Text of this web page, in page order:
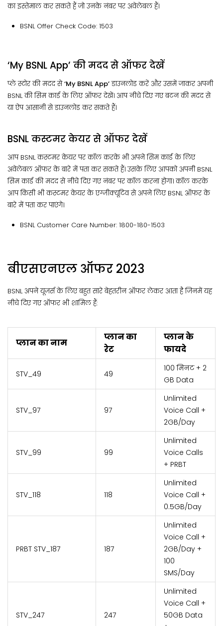
का इस्तेमाल कर सकते हैं जो उनके नंबर पर अवेलेबल हैं।
BSNL Offer Check Code: 1503
‘My BSNL App’ की मदद से ऑफर देखें
प्ले स्टोर की मदद से‘My BSNL App’डाउनलोड करें और उसमें जाकर अपनी
BSNL की सिम कार्ड के लिए ऑफर देखें। आप नीचे दिए गए बटन की मदद से
या ऐप आसानी से डाउनलोड कर सकते हैं।
BSNL कस्टमर केयर से ऑफर देखें
आप BSNL कस्टमर केयर पर कॉल करके भी अपने सिम कार्ड के लिए
अवेलेबल ऑफर के बारे में पता कर सकते हैं। उसके लिए आपको अपनी BSNL
सिम कार्ड की मदद से नीचे दिए गए नंबर पर कॉल करना होगा। कॉल करके
आप किसी भी कस्टमर केयर के एग्जीक्यूटिव से अपने लिए BSNL ऑफर के
बारे में पता कर पाएंगे।
BSNL Customer Care Number: 1800-180-1503
बीएसएनएल ऑफर 2023
BSNL अपने यूजर्स के लिए बहुत सारे बेहतरीन ऑफर लेकर आता है जिनमें यह
नीचे दिए गए ऑफर भी शामिल हैं:
प्लान का नाम
प्लान का
रेट
प्लान के
फायदे
STV_49 ₹49
100 मिनट + 2
GB Data
STV_97 ₹97
Unlimited
Voice Call +
2GB/Day
STV_99 ₹99
Unlimited
Voice Calls
+ PRBT
STV_118 ₹118
Unlimited
Voice Call +
0.5GB/Day
PRBT STV_187 ₹187
Unlimited
Voice Call +
2GB/Day +
100
SMS/Day
STV_247 ₹247
Unlimited
Voice Call +
50GB Data